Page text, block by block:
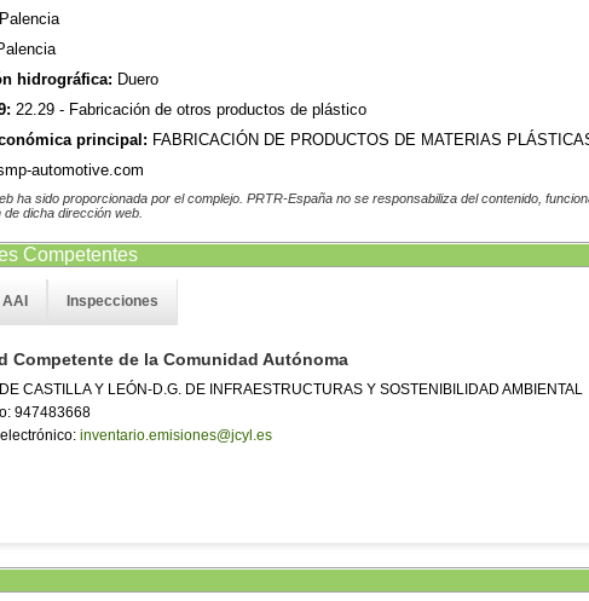
Palencia
hidrográfica: Duero
22.29 - Fabricación de otros productos de plástico
principal: FABRICACIÓN DE PRODUCTOS DE MATERIAS
automotive.com
ha sido proporcionada por el complejo. PRTR-España no se responsabiliza del contenido,
dicha dirección web.
Competentes
AAI Inspecciones
Competente de la Comunidad Autónoma
CASTILLA Y LEÓN-D.G. DE INFRAESTRUCTURAS Y SOSTENIBILIDAD AMBIENTAL
947483668
inventario.emisiones@jcyl.es